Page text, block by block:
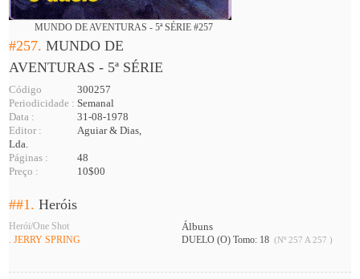
MUNDO DE AVENTURAS - 5ª SÉRIE #257
#257.MUNDO DE
AVENTURAS - 5ª SÉRIE
Código
300257
Periodicidade : Semanal
Data :
31-08-1978
Editor :
Aguiar & Dias,
Lda.
Páginas :
48
Preço :
10$00
##1.Heróis
Herói/One Shot Álbuns
. JERRY SPRING DUELO (O) Tomo: 18 (Nº 257 A 257 )